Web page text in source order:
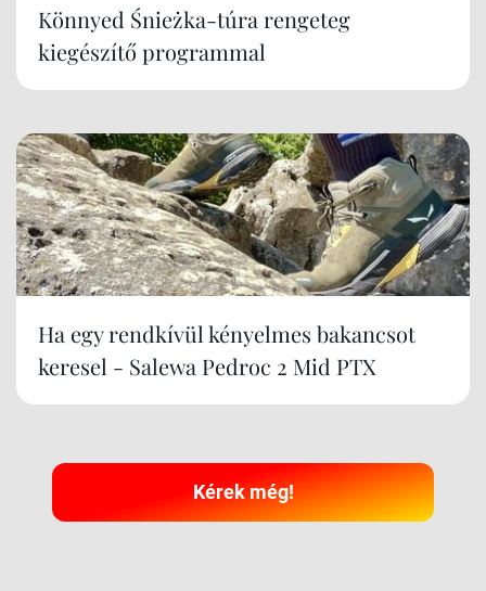
Könnyed Śnieżka-túra rengeteg
kiegészítő programmal
Ha egy rendkívül kényelmes bakancsot
keresel - Salewa Pedroc 2 Mid PTX
Kérek még!